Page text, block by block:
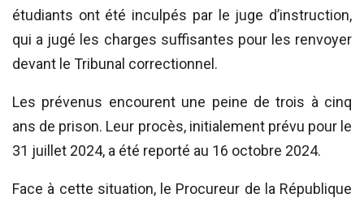
étudiants ont été inculpés par le juge d’instruction,
qui a jugé les charges suffisantes pour les renvoyer
devant le Tribunal correctionnel.
Les prévenus encourent une peine de trois à cinq
ans de prison. Leur procès, initialement prévu pour le
31 juillet 2024, a été reporté au 16 octobre 2024.
Face à cette situation, le Procureur de la République